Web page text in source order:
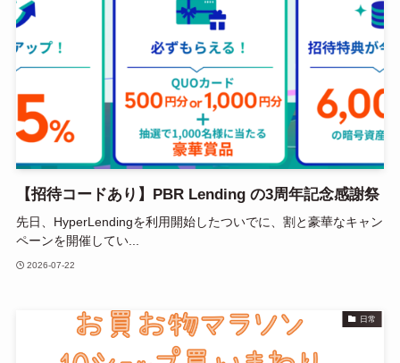
【招待コードあり】PBR Lending の3周年記念感謝祭
先日、HyperLendingを利用開始したついでに、割と豪華なキャン
ペーンを開催してい...
2026-07-22
日常